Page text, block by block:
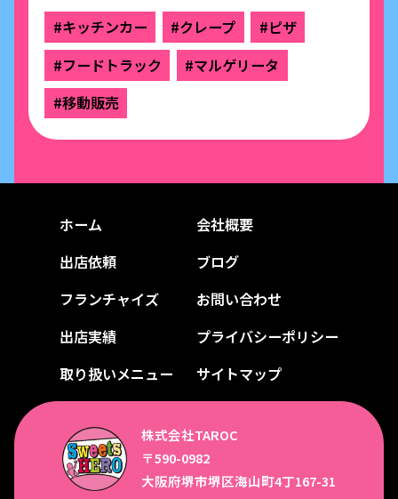
#キッチンカー #クレープ
#ピザ
#フードトラック
#マルゲリータ
#移動販売
ホーム
出店依頼
フランチャイズ
出店実績
取り扱いメニュー
会社概要
ブログ
お問い合わせ
プライバシーポリシー
サイトマップ
株式会社TAROC
〒590-0982
大阪府堺市堺区海山町4丁167-31